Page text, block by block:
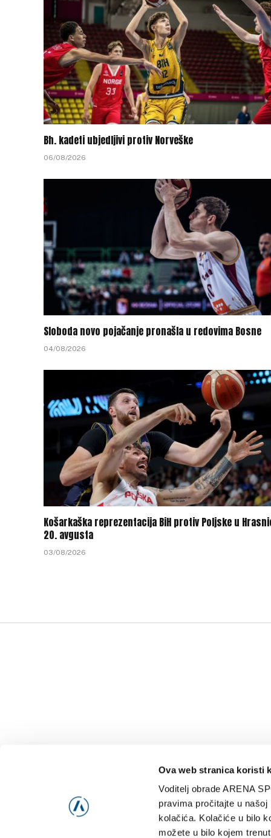
Ova web stranica koristi
Voditelj obrade ARENA
pravima pročitajte u našoj
kolačića. Kolačiće u bilo
možete u bilo kojem
Bh. kadeti ubjedljivi protiv Norveške
06/08/2026
Sloboda novo pojačanje pronašla u redovima Bosne
04/08/2026
Košarkaška reprezentacija BiH protiv Poljske u
20. avgusta
03/08/2026
NAJNOVIJE